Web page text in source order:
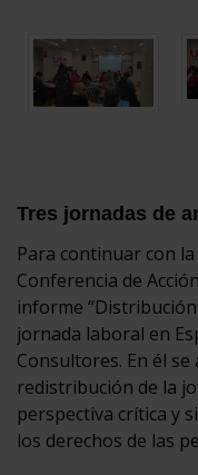
Tres jornadas de
Para continuar con
Conferencia de
informe
jornada laboral en
Consultores. En él
redistribución de la
perspectiva crítica y
los derechos de las